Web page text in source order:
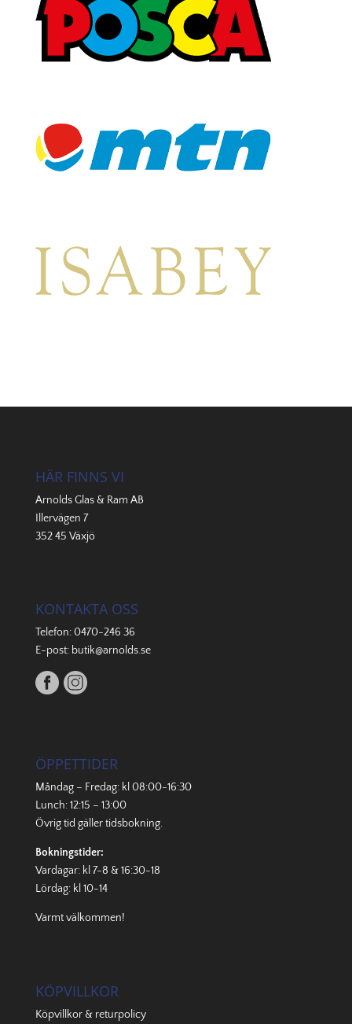
HÄR FINNS VI
Arnolds Glas & Ram AB
Illervägen 7
352 45 Växjö
KONTAKTA OSS
Telefon:0470-246 36
E-post: butik@arnolds.se
ÖPPETTIDER
Måndag – Fredag: kl 08:00-16:30
Lunch: 12:15 – 13:00
Övrig tid gällertidsbokning.
Bokningstider:
Vardagar: kl 7-8 & 16:30-18
Lördag: kl 10-14
Varmt välkommen!
KÖPVILLKOR
Köpvillkor & returpolicy